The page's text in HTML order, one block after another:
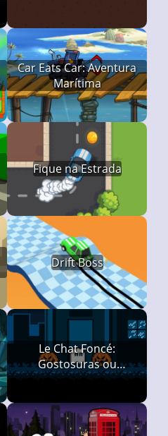
Car Eats Car: Aventura
Marítima
Fique na Estrada
Drift Boss
Le Chat Foncé:
Gostosuras ou
Gostosuras!